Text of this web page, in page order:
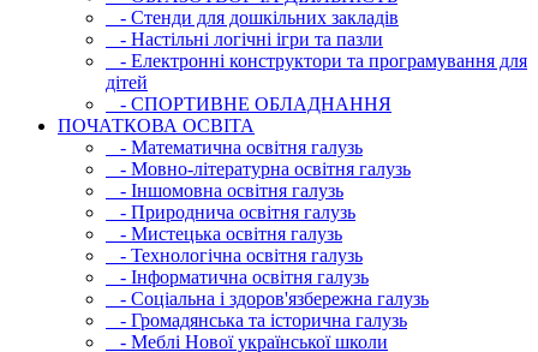
- Стенди для дошкільних закладів
- Настільні логічні ігри та пазли
- Електронні конструктори та програмування для
дітей
- СПОРТИВНЕ ОБЛАДНАННЯ
ПОЧАТКОВА ОСВIТА
- Математична освітня галузь
- Мовно-літературна освітня галузь
- Iншомовна освітня галузь
- Природнича освітня галузь
- Мистецька освітня галузь
- Технологічна освітня галузь
- Інфopматична освітня галузь
- Соціальна і здоров'язбережна галузь
- Громадянська та історична галузь
- Меблі Нової української школи